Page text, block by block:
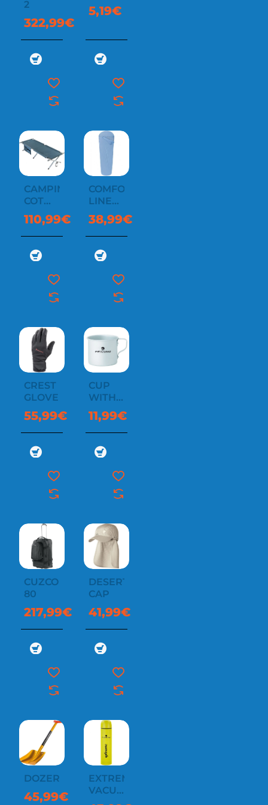
2
322,99€
5,19€
CAMPING
COT
RESCUE
110,99€
COMFORT
LINER
MUMMY
38,99€
CREST
GLOVE
55,99€
CUP
WITH
HANDLE
11,99€
CUZCO
80
217,99€
DESERT
CAP
41,99€
DOZER
45,99€
EXTREME
VACUUM
BOTTLE